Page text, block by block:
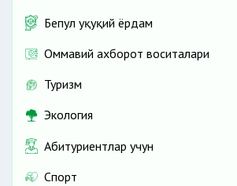
Бепул ҳуқуқий ёрдам
Оммавий ахборот воситалари
Туризм
Экология
Абитуриентлар учун
Спорт